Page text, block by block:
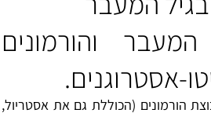
והורמונים
אסטרוגנים.
הורמונים (הכוללת גם את אסטריול,